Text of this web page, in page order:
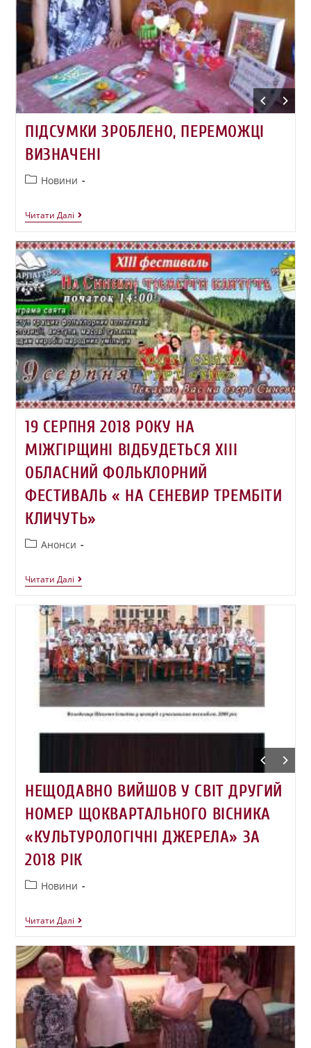
ПІДСУМКИ ЗРОБЛЕНО, ПЕРЕМОЖЦІ
ВИЗНАЧЕНІ
Новини
Читати Далі
19 СЕРПНЯ 2018 РОКУ НА
МІЖГІРЩИНІ ВІДБУДЕТЬСЯ ХІІІ
ОБЛАСНИЙ ФОЛЬКЛОРНИЙ
ФЕСТИВАЛЬ « НА СЕНЕВИР ТРЕМБІТИ
КЛИЧУТЬ»
Анонси
Читати Далі
НЕЩОДАВНО ВИЙШОВ У СВІТ ДРУГИЙ
НОМЕР ЩОКВАРТАЛЬНОГО ВІСНИКА
«КУЛЬТУРОЛОГІЧНІ ДЖЕРЕЛА» ЗА
2018 РІК
Новини
Читати Далі